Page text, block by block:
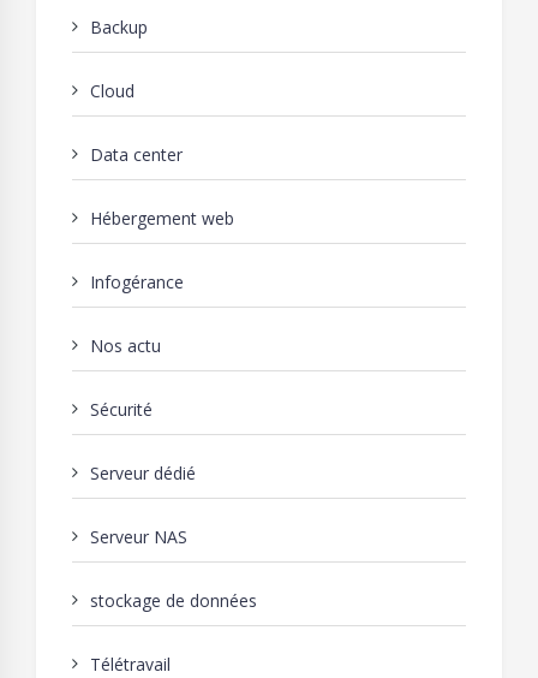
Backup
Cloud
Data center
Hébergement web
Infogérance
Nos actu
Sécurité
Serveur dédié
Serveur NAS
stockage de données
Télétravail